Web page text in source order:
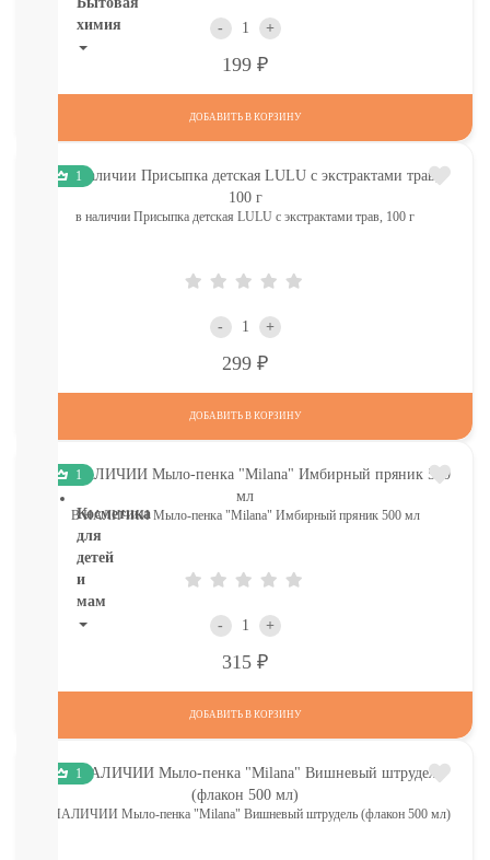
химия
Для
мытья
От
(губки,
СМОТРЕТЬ
ВСЕ
Косметика
для
детей
и
мам
Глаза:
Карандаши
бровей
- +
199
ДОБАВИТЬ В КОРЗИНУ
1
в наличии Присыпка детская LULU с экстрактами трав, 100 г
- +
299
ДОБАВИТЬ В КОРЗИНУ
1
В НАЛИЧИИ Мыло-пенка "Milana" Имбирный пряник 500 мл
- +
315
ДОБАВИТЬ В КОРЗИНУ
1
В НАЛИЧИИ Мыло-пенка "Milana" Вишневый штрудель (флакон 500 мл)